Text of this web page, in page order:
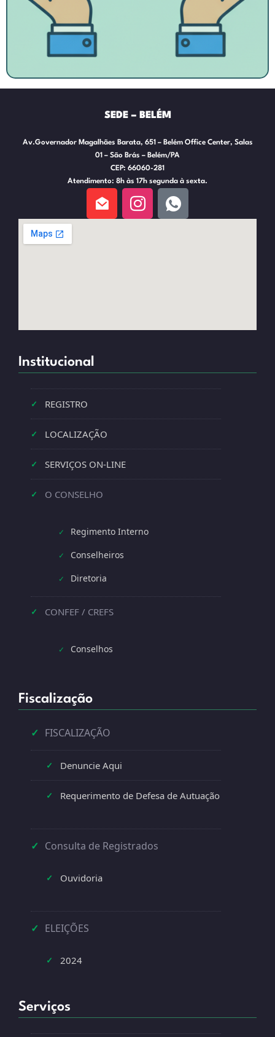
SEDE – BELÉM
Av.Governador Magalhães Barata, 651 – Belém Office Center, Salas
01 – São Brás – Belém/PA
CEP: 66060-281
Atendimento: 8h às 17h segunda à sexta.
Institucional
✓ REGISTRO
✓ LOCALIZAÇÃO
✓ SERVIÇOS ON-LINE
✓ O CONSELHO
✓ Regimento Interno
✓ Conselheiros
✓ Diretoria
✓ CONFEF / CREFS
✓ Conselhos
Fiscalização
✓ FISCALIZAÇÃO
✓ Denuncie Aqui
✓ Requerimento de Defesa de Autuação
✓ Consulta de Registrados
✓ Ouvidoria
✓ ELEIÇÕES
✓ 2024
Serviços